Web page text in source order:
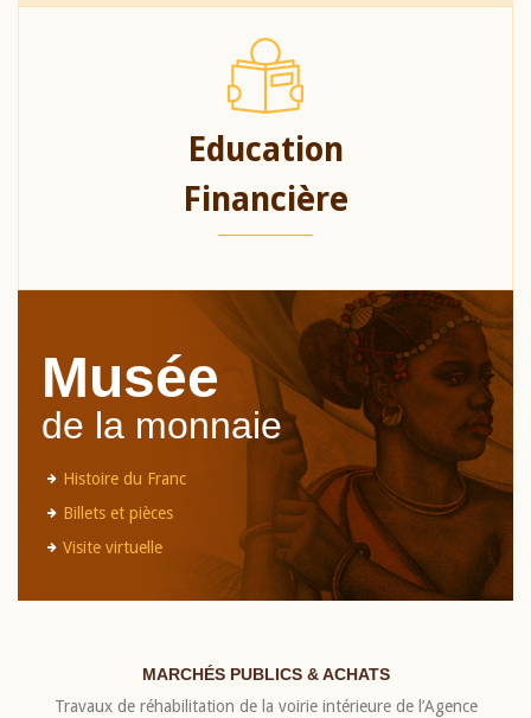
Education
Financière
Musée
de la monnaie
Histoire du Franc
Billets et pièces
Visite virtuelle
MARCHÉS PUBLICS & ACHATS
Travaux de réhabilitation de la voirie intérieure de l’Agence